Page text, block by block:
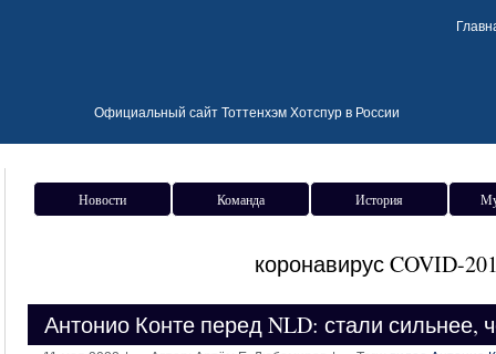
Официальный сайт Тоттенхэм Хотспур в России
Новости Команда История
коронавирус COVID-
Антонио Конте перед NLD: стали